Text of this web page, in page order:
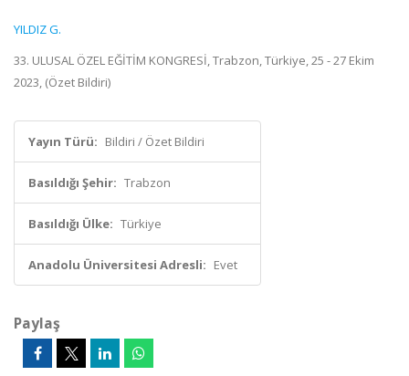
YILDIZ G.
33. ULUSAL ÖZEL EĞİTİM KONGRESİ, Trabzon, Türkiye, 25 - 27 Ekim
2023, (Özet Bildiri)
Yayın Türü: Bildiri / Özet Bildiri
Basıldığı Şehir: Trabzon
Basıldığı Ülke: Türkiye
Anadolu Üniversitesi Adresli: Evet
Paylaş